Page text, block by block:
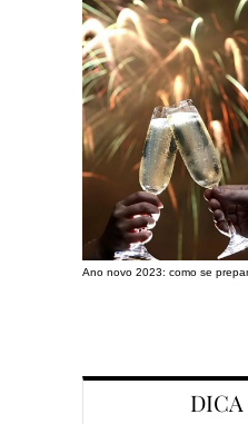
Ano novo 2023: como se
DICA